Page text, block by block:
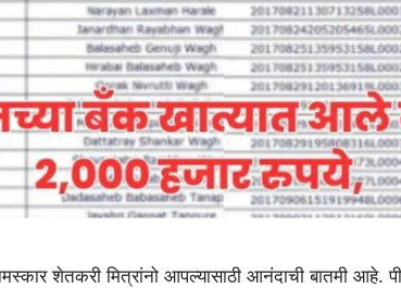
शेतकरी मित्रांनो आपल्यासाठी आनंदाची बातमी आहे. पी